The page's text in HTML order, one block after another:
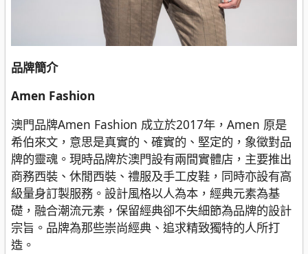
品牌簡介
Amen Fashion
澳門品牌Amen Fashion 成立於2017年，Amen 原是
希伯來文，意思是真實的、確實的、堅定的，象徵對品
牌的靈魂。現時品牌於澳門設有兩間實體店，主要推出
商務西裝、休閒西裝、禮服及手工皮鞋，同時亦設有高
級量身訂製服務。設計風格以人為本，經典元素為基
礎，融合潮流元素，保留經典卻不失細節為品牌的設計
宗旨。品牌為那些崇尚經典、追求精致獨特的人所打
造。